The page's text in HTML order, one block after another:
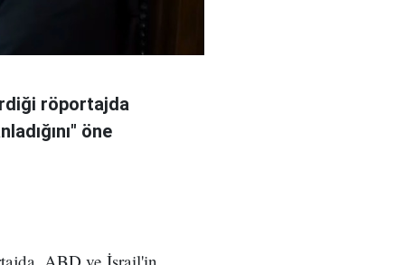
röportajda
öne
ABD ve İsrail'in